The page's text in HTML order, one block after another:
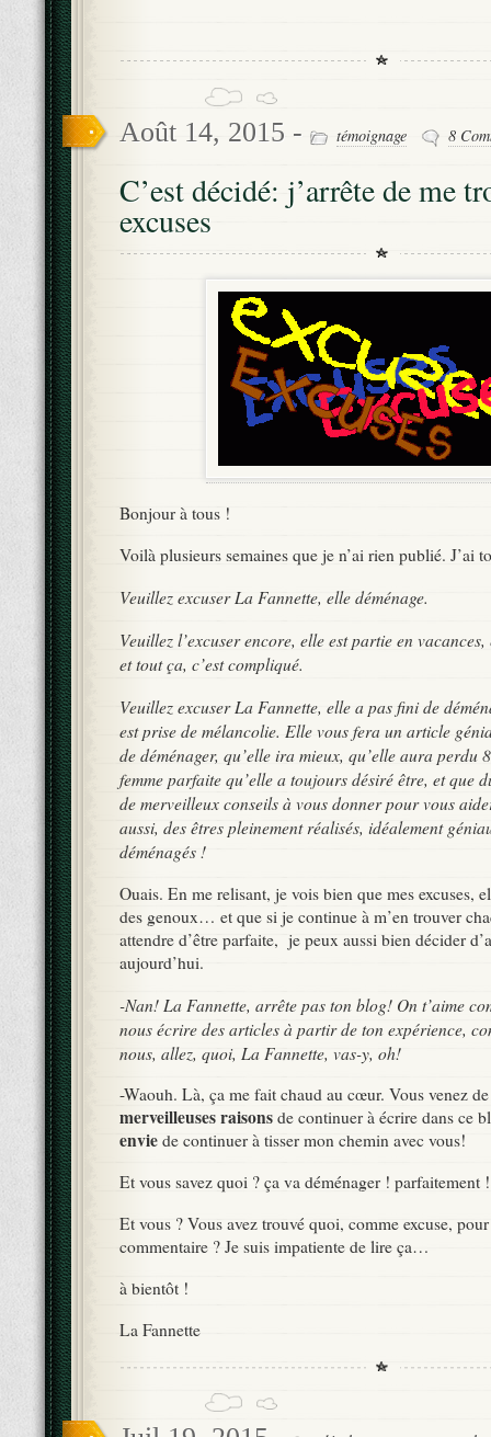
Août 14, 2015 - témoignage 8
C’est décidé: j’arrête de me
excuses
Bonjour à tous !
Voilà plusieurs semaines que je n’ai rien publié. J’ai
Veuillez excuser La Fannette, elle déménage.
Veuillez l’excuser encore, elle est partie en
et tout ça, c’est compliqué.
Veuillez excuser La Fannette, elle a pas fini de
est prise de mélancolie. Elle vous fera un article
de déménager, qu’elle ira mieux, qu’elle aura perdu
femme parfaite qu’elle a toujours désiré être, et que
de merveilleux conseils à vous donner pour vous
aussi, des êtres pleinement réalisés, idéalement
déménagés !
Ouais. En me relisant, je vois bien que mes excuses,
des genoux… et que si je continue à m’en trouver
attendre d’être parfaite, je peux aussi bien décider
aujourd’hui.
-Nan! La Fannette, arrête pas ton blog! On t’aime
nous écrire des articles à partir de ton expérience,
nous, allez, quoi, La Fannette, vas-y, oh!
-Waouh. Là, ça me fait chaud au cœur. Vous venez
merveilleuses raisons de continuer à écrire dans ce
envie de continuer à tisser mon chemin avec vous!
Et vous savez quoi ? ça va déménager ! parfaitement !
Et vous ? Vous avez trouvé quoi, comme excuse,
commentaire ? Je suis impatiente de lire ça…
à bientôt !
La Fannette